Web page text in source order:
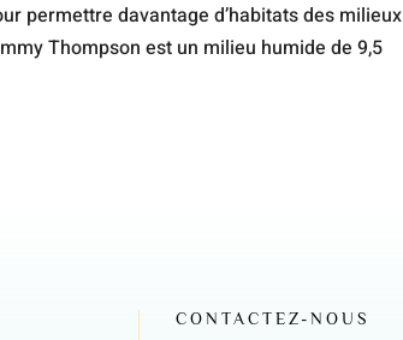
permettre davantage d’habitats des milieux
Thompson est un milieu humide de 9,5
CONTACTEZ-NOUS